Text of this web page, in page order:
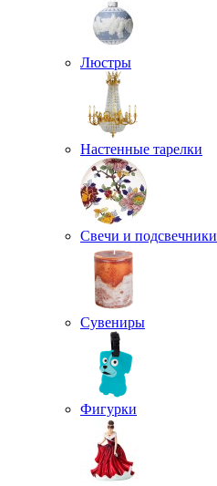
Люстры
Настенные тарелки
Свечи и подсвечники
Сувениры
Фигурки